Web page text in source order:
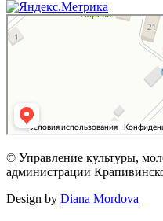
© Управление культуры,
администрации
Design by Diana Mordova